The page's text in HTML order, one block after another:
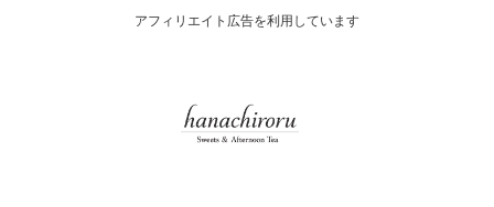
アフィリエイト広告を利用しています